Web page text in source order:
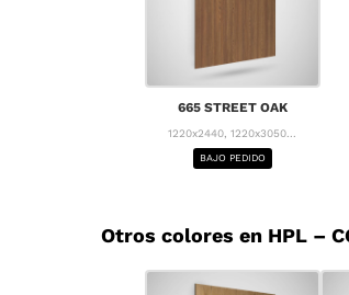
665 STREET OAK
1220x2440, 1220x3050...
BAJO PEDIDO
Otros colores en HPL –